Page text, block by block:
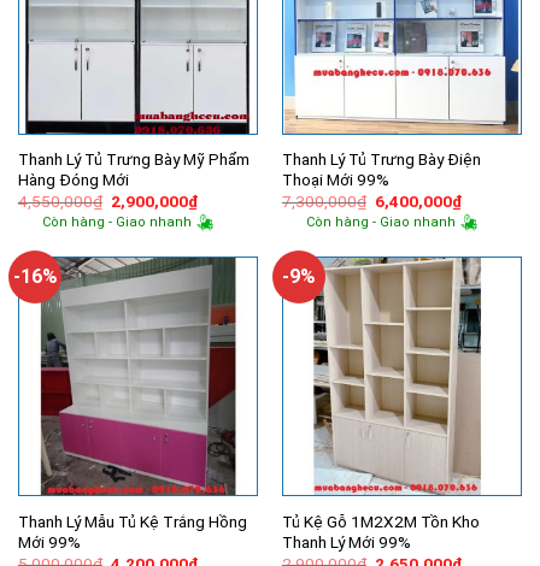
Thanh Lý Tủ Trưng Bày Mỹ Phẩm
Hàng Đóng Mới
4,550,000₫ Giá
gốc
là:
2,900,000₫Giá
hiện
tại
2,900,000₫.
Còn hàng - Giao nhanh
Thanh Lý Tủ Trưng Bày Điện
Thoại Mới 99%
7,300,000₫ Giá
gốc
là:
6,400,000₫Giá
hiện
tại
Còn hàng - Giao nhanh
-16%
Thanh Lý Mẫu Tủ Kệ Trắng Hồng
Mới 99%
-9%
Tủ Kệ Gỗ 1M2X2M Tồn Kho
Thanh Lý Mới 99%